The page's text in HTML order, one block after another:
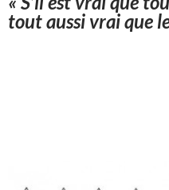
tout aussi vrai que